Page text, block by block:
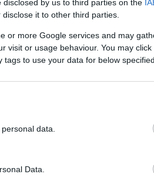
by us to third parties on the
it to other third parties.
or more Google services and may
visit or usage behaviour. You may
to use your data for below
data.
Data.